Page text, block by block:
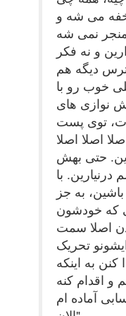
می شه و
نمی شه
و نه فکر
دیگه هم
خوب رو با
نوازی های
توی پست
اصلا اصلا
حتی بهش
با
به جز
که خودشون
اصلا سمت
تحریک
کنن به اینکه
و اقدام کنه
آماده ام